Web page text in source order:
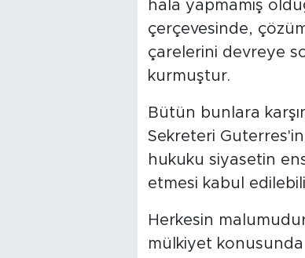
hala yapmamış
çerçevesinde,
çarelerini devreye
kurmuştur.
Bütün bunlara
Sekreteri Guterres'in
hukuku siyasetin
etmesi kabul
Herkesin
mülkiyet